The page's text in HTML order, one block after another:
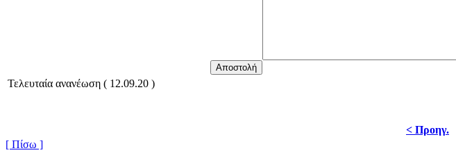
Τελευταία ανανέωση ( 12.09.20 )
< Προηγ.
[ Πίσω ]